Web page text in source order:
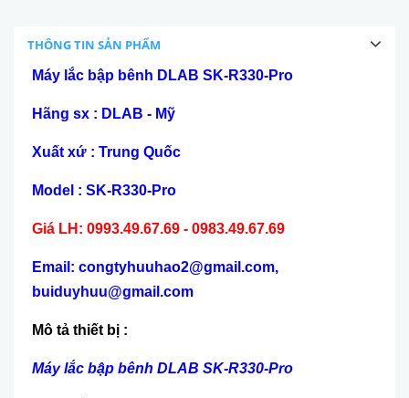
THÔNG TIN SẢN PHẨM
Máy lắc bập bênh DLAB SK-R330-Pro
Hãng sx : DLAB - Mỹ
Xuất xứ : Trung Quốc
Model : SK-R330-Pro
Giá LH: 0993.49.67.69 - 0983.49.67.69
Email: congtyhuuhao2@gmail.com,
buiduyhuu@gmail.com
Mô tả thiết bị :
Máy lắc bập bênh DLAB SK-R330-Pro